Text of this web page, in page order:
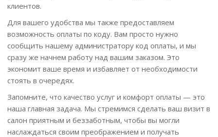
клиентов.
Для вашего удобства мы также предоставляем
возможность оплаты по коду. Вам просто нужно
сообщить нашему администратору код оплаты, и мы
сразу же начнем работу над вашим заказом. Это
экономит ваше время и избавляет от необходимости
стоять в очередях.
Запомните, что качество услуг и комфорт оплаты — это
наша главная задача. Мы стремимся сделать ваш визит в
салон приятным и беззаботным, чтобы вы могли
наслаждаться своим преображением и получать